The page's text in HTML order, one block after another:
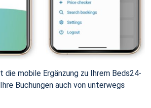
die mobile Ergänzung zu Ihrem Beds24-
Buchungen auch von unterwegs